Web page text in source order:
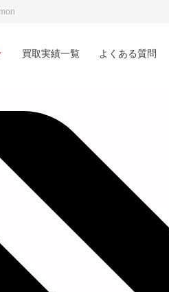
買取実績一覧 よくある質問